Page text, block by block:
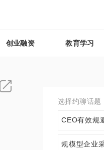
创业融资 教育学习
选择约聊话题
CEO有效规
规模型企业